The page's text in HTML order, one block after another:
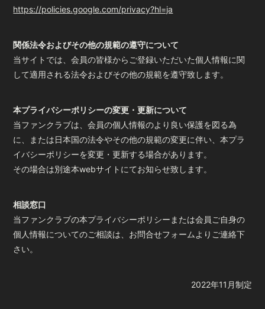
https://policies.google.com/privacy?hl=ja
関係法令およびその他の規範の遵守について
当サイトでは、会員の皆様からご登録いただいた個人情報に関
して適用される法令およびその他の規範を遵守致します。
本プライバシーポリシーの変更・更新について
当ファンクラブは、会員の個人情報のより良い保護を図る為
に、または日本国の法令やその他の規範の変更に伴い、本プラ
イバシーポリシーを変更・更新する場合があります。
その場合は別途本webサイトにてお知らせ致します。
相談窓口
当ファンクラブの本プライバシーポリシーまたは会員ご自身の
個人情報についてのご相談は、お問合せフォームよりご連絡下
さい。
2022年11月制定